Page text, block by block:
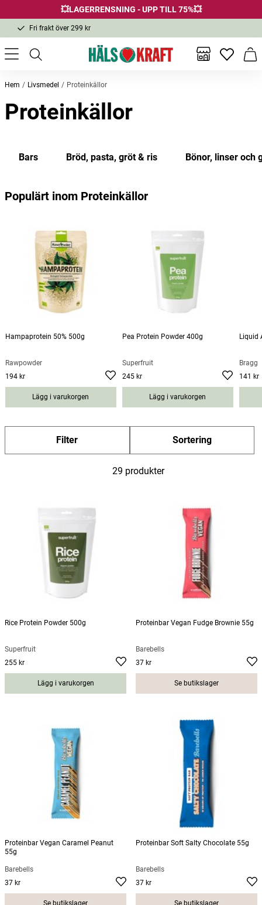
💥LAGERRENSNING - UPP TILL 75%💥
Fri frakt över 299 kr
1-3 dagars leverans
Samma pris i butik & online
Fri frakt över 299 kr
Inga
Hem Livsmedel Proteinkällor
Proteinkällor
Bars Bröd, pasta, gröt & ris Bönor, linser och
Populärt inom Proteinkällor
Hampaprotein 50% 500g
Rawpowder
Pris:
194 kr
Lägg i varukorgen
Pea Protein Powder 400g
Superfruit
Pris:
245 kr
Lägg i varukorgen
Liquid
Bragg
Pris:
kr
141 kr
Filter Sortering
29 produkter
Rice Protein Powder 500g
Superfruit
Pris:
255 kr
Lägg i varukorgen
Proteinbar Vegan Fudge Brownie 55g
Barebells
Pris
37 kr
Se butikslager
Proteinbar Vegan Caramel Peanut
55g
Barebells
Pris
37 kr
Proteinbar Soft Salty Chocolate 55g
Barebells
Pris
37 kr